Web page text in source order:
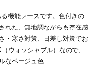
機能レースです。色付きの
れた、無地調ながらも存在感
・寒さ対策、日差し対策でお
ウォッシャブル）なので、
なベージュ色